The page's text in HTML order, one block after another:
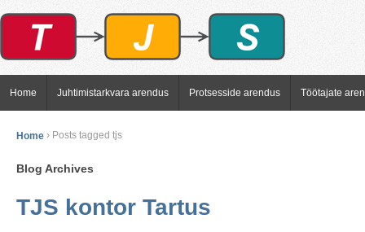
Home Juhtimistarkvara arendus Protsesside arendus Töötajate
Home › Posts tagged tjs
Blog Archives
TJS kontor Tartus